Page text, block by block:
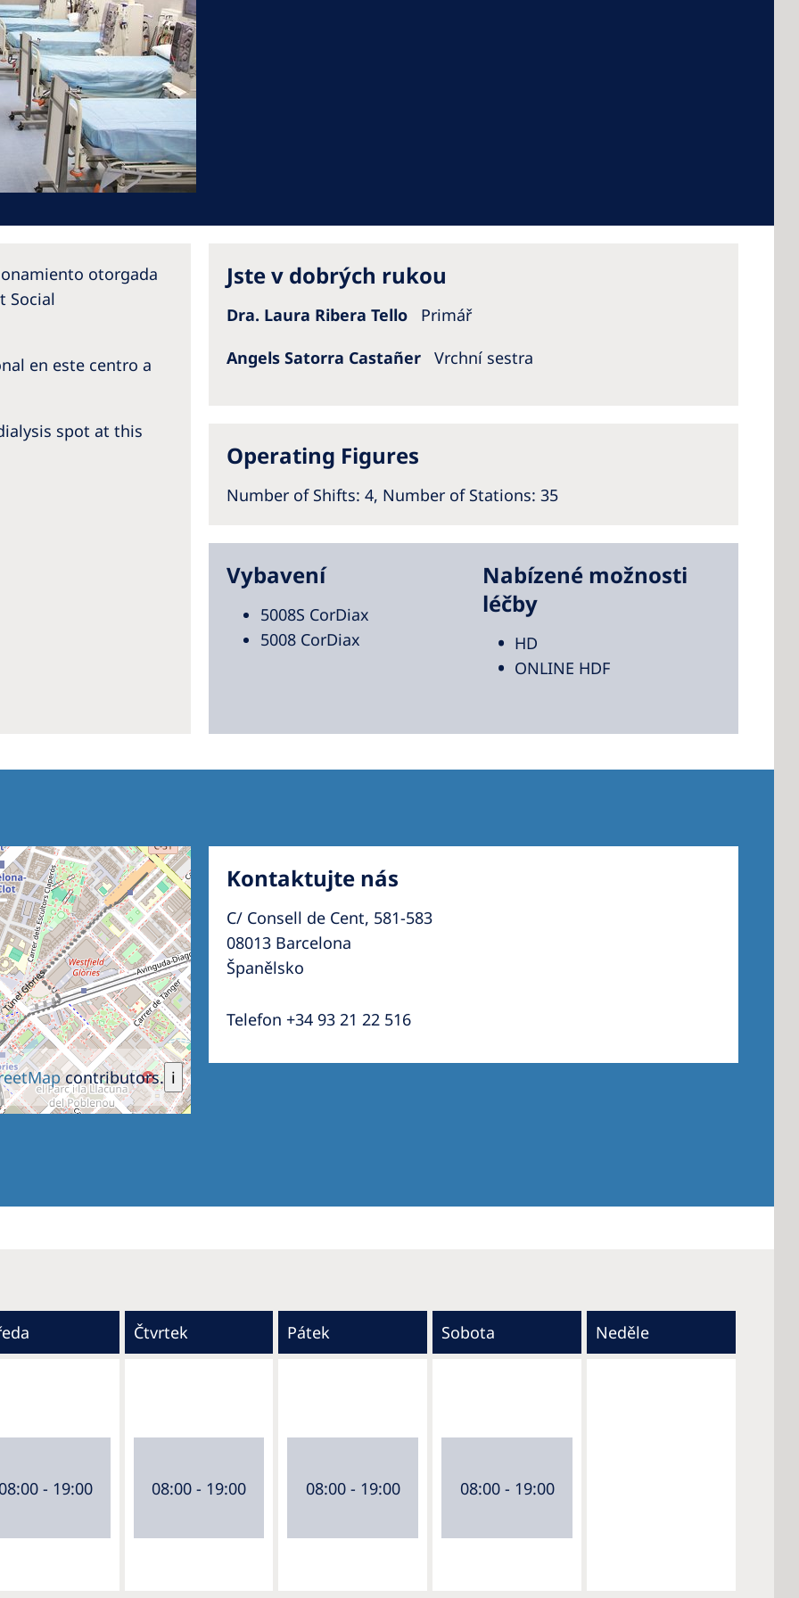
Romania
Russia
Asia Pacific
Asia Pacific
Australia
Philippines
Global Website
otorgada
Social
en este centro a
spot at this
Jste v dobrých rukou
Dra. Laura Ribera Tello
Primář
Angels Satorra Castañer
Vrchní sestra
Operating Figures
Number of Shifts: 4, Number of Stations: 35
Vybavení
5008S CorDiax
5008 CorDiax
Nabízené možnosti
léčby
HD
ONLINE HDF
i
contributors.
Kontaktujte nás
C/ Consell de Cent, 581-583
08013 Barcelona
Španělsko
Telefon +34 93 21 22 516
Čtvrtek Pátek Sobota Neděle
08:00 - 19:00 08:00 - 19:00 08:00 - 19:00 08:00 - 19:00